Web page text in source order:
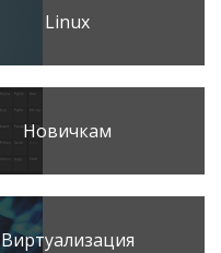
Linux
Новичкам
Виртуализация